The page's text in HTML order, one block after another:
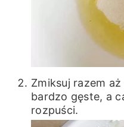
Zmiksuj razem aż
bardzo gęste, a
rozpuści.